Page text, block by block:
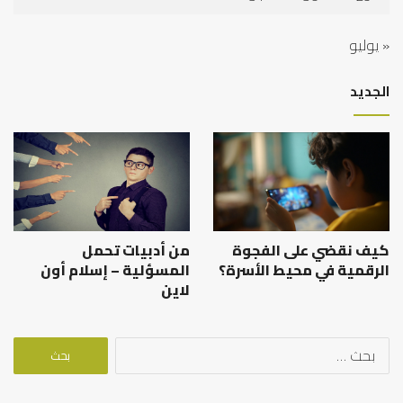
« يوليو
الجديد
كيف نقضي على الفجوة
الرقمية في محيط الأسرة؟
من أدبيات تحمل
المسؤلية – إسلام أون
لاين
البحث